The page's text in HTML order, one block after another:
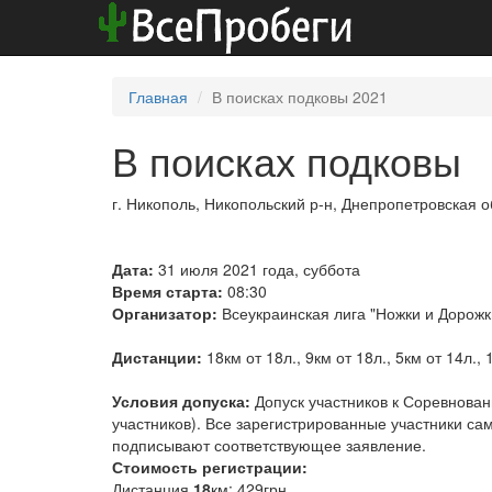
Главная В поисках подковы 2021
В поисках подковы
г. Никополь, Никопольский р-н, Днепропетровская
Дата: 31 июля 2021 года, суббота
Время старта: 08:30
Организатор: Всеукраинская лига "Ножки и
Дистанции: 18км от 18л., 9км от 18л., 5км от 14л.,
Условия допуска: Допуск участников к
участников). Все зарегистрированные участники
подписывают соответствующее заявление.
Стоимость регистрации: